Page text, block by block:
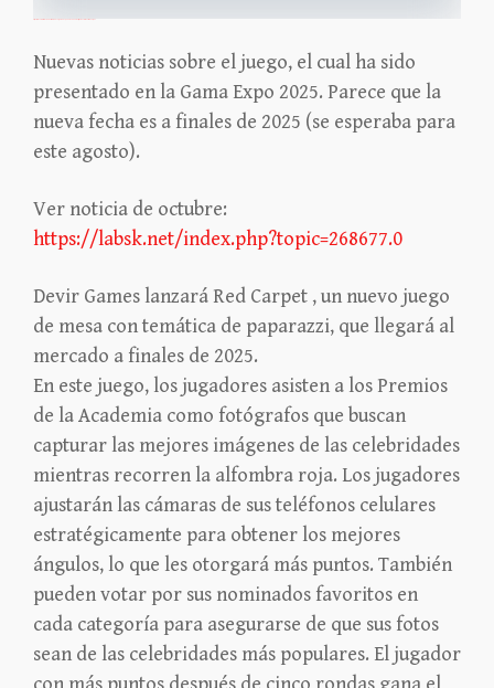
Nuevas noticias sobre el juego, el cual ha sido
presentado en la Gama Expo 2025. Parece que la
nueva fecha es a finales de 2025 (se esperaba para
este agosto).
Ver noticia de octubre:
https://labsk.net/index.php?topic=268677.0
Devir Games lanzará Red Carpet , un nuevo juego
de mesa con temática de paparazzi, que llegará al
mercado a finales de 2025.
En este juego, los jugadores asisten a los Premios
de la Academia como fotógrafos que buscan
capturar las mejores imágenes de las celebridades
mientras recorren la alfombra roja. Los jugadores
ajustarán las cámaras de sus teléfonos celulares
estratégicamente para obtener los mejores
ángulos, lo que les otorgará más puntos. También
pueden votar por sus nominados favoritos en
cada categoría para asegurarse de que sus fotos
sean de las celebridades más populares. El jugador